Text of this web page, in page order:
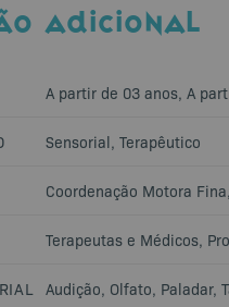
ADICIONAL
A partir de 03 anos, A
Sensorial, Terapêutico
Coordenação Motora Fina,
Terapeutas e Médicos,
Audição, Olfato, Paladar,